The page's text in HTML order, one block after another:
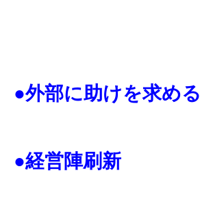
●外部に助けを求める
●経営陣刷新